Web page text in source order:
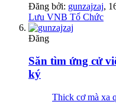
Đăng bởi: gunzajzaj,
Lưu VNB Tổ Chức
Đăng
Săn tìm ứng cử
ký
Thick cơ mà xa